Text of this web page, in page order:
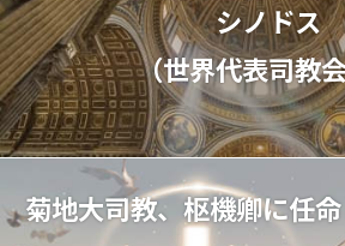
シノドス
（世界代表司教
菊地大司教、枢機卿に任命